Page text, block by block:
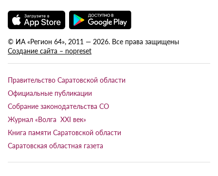
© ИА «Регион 64», 2011 — 2026. Все права защищены
Создание сайта – nopreset
Правительство Саратовской области
Официальные публикации
Собрание законодательства СО
Журнал «Волга XXI век»
Книга памяти Саратовской области
Саратовская областная газета